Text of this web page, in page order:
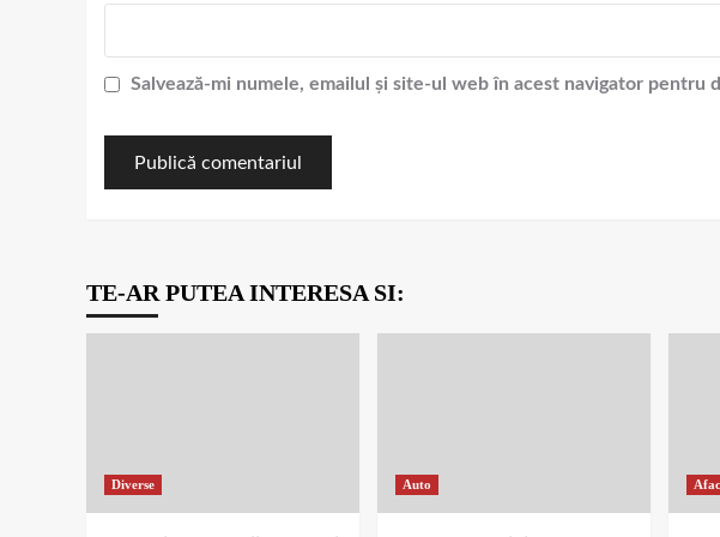
Salvează-mi numele, emailul și site-ul web în acest navigator pentru
TE-AR PUTEA INTERESA SI:
Diverse Auto